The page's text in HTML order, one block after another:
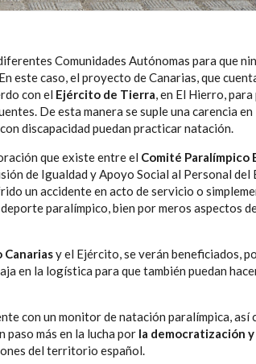
Comunidades Autónomas para que
este caso, el proyecto de Canarias, que
con el Ejército de Tierra, en El Hierro,
De esta manera se suple una carencia en
discapacidad puedan practicar natación.
que existe entre el Comité Paralímpico
de Igualdad y Apoyo Social al Personal del
un accidente en acto de servicio o
paralímpico, bien por meros aspectos
Canariasy el Ejército, se verán beneficiados,
en la logística para que también puedan
con un monitor de natación paralímpica, así
paso más en la lucha por la democratización y
del territorio español.